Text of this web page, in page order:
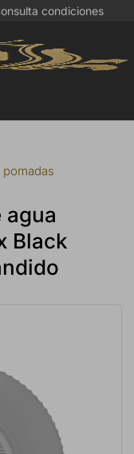
condiciones
pomadas
agua
Black